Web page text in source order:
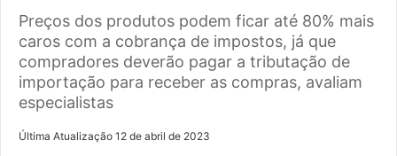
Preços dos produtos podem ficar até 80% mais
caros com a cobrança de impostos, já que
compradores deverão pagar a tributação de
importação para receber as compras, avaliam
especialistas
Última Atualização 12 de abril de 2023